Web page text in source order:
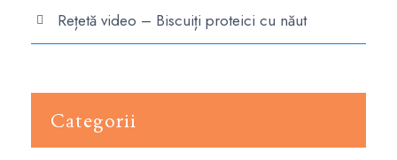
Rețetă video – Biscuiți proteici cu năut
Categorii